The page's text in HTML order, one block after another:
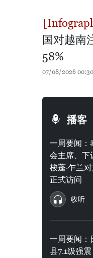
国对越南
58%
07/08/2026 00:30
播客
一周要闻：
会主席、下
梭蓬·乍兰
正式访问
收听
一周要闻：
县7.1级强